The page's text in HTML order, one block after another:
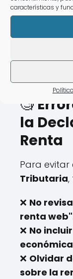
características y
tu
🧐
la
Renta
Para evitar
Tributaria,
❌ No
renta
❌ No
❌ Olvidar
sobre la